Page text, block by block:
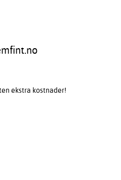
ekstra kostnader!